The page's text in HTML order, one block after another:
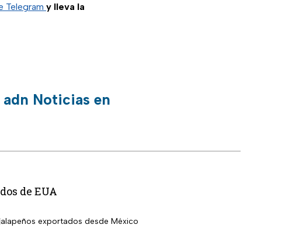
Telegram y lleva la
Noticias en
de EUA
exportados desde México